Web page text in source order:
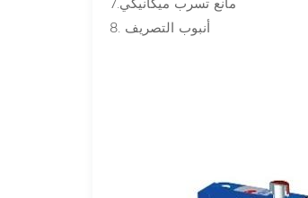
8. أنبوب التصريف